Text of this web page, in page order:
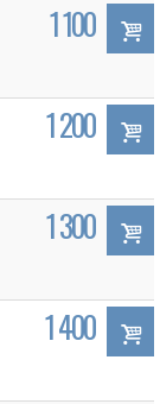
1 100
1 200
1 300
1 400